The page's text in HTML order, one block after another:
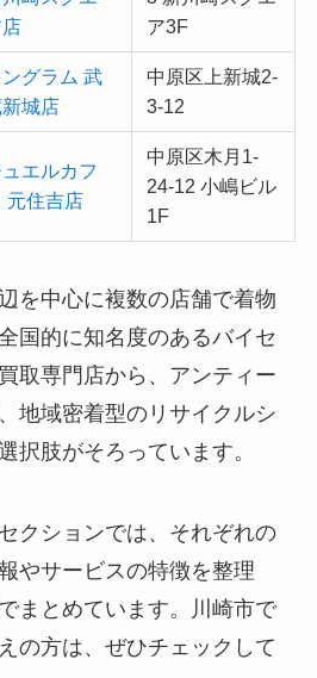
ア3F
グラム 武
城店
中原区上新城2-
3-12
ュエルカフ
元住吉店
中原区木月1-
24-12 小嶋ビル
1F
を中心に複数の店舗で着物
国的に知名度のあるバイセ
取専門店から、アンティー
地域密着型のリサイクルシ
択肢がそろっています。
クションでは、それぞれの
やサービスの特徴を整理
まとめています。川崎市で
の方は、ぜひチェックして